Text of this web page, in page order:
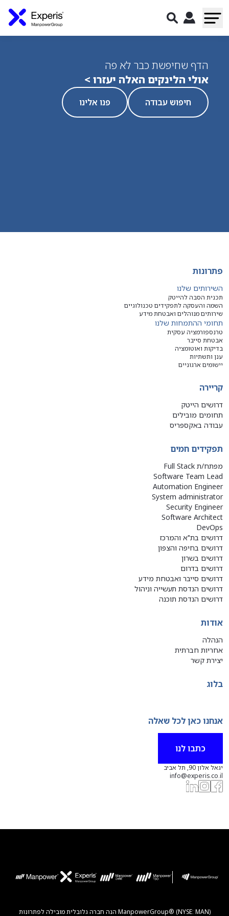
הדף שחיפשת כבר לא פה
אולי הלינקים האלה יעזרו >
חיפוש עבודה פנו אלינו
פתרונות
השירותים שלנו
תכנית הסבה להייטק
השמה והעסקה לתפקידים טכנולוגיים
שירותים מנוהלים ואבטחת מידע
תחומי ההתמחות שלנו
טרנספורמציה עסקית
אבטחת סייבר
בדיקות ואוטומציה
ענן ותשתיות
יישומים ארגוניים
קריירה
דרושים הייטק
תחומים מובילים
עבודה באקספריס
תפקידים חמים
מפתח/ת Full Stack
Software Team Lead
Automation Engineer
System administrator
Security Engineer
Software Architect
DevOps
דרושים בת"א והמרכז
דרושים בחיפה והצפון
דרושים בשרון
דרושים בדרום
דרושים סייבר ואבטחת מידע
דרושים הנדסת תעשייה וניהול
דרושים הנדסת תוכנה
אודות
הנהלה
אחריות חברתית
יצירת קשר
בלוג
אנחנו כאן לכל שאלה
כתבו לנו
יגאל אלון 90, תל אביב
info@experis.co.il
ManpowerGroup® (NYSE: MAN) הנה חברה גלובלית מובילה לפתרונות